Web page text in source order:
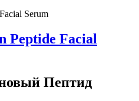
Peptide Facial
Пептид